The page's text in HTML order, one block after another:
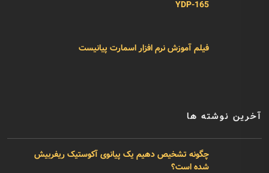
پیانو های دیجیتالی چگونه کار می کنند؟
YDP-165
فیلم آموزش نرم افزار اسمارت پیانیست